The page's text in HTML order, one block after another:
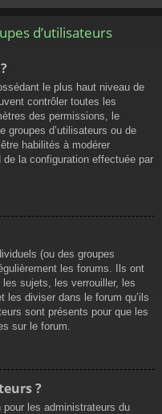
d’utilisateurs
le plus haut niveau de
contrôler toutes les
des permissions, le
groupes d’utilisateurs ou de
habilités à modérer
de la configuration effectuée par
(ou des groupes
les forums. Ils ont
sujets, les verrouiller, les
les diviser dans le forum qu’ils
sont présents pour que les
sur le forum.
?
pour les administrateurs du